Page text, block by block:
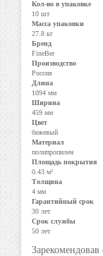
Кол-во в упаковке
10 шт
Масса упаковки
27.8 кг
Бренд
FineBer
Производство
Россия
Длина
1094 мм
Ширина
459 мм
Цвет
бежевый
Материал
полипропилен
Площадь покрытия
0.43 м²
Толщина
4 мм
Гарантийный срок
30 лет
Срок службы
50 лет
Зарекомендовав